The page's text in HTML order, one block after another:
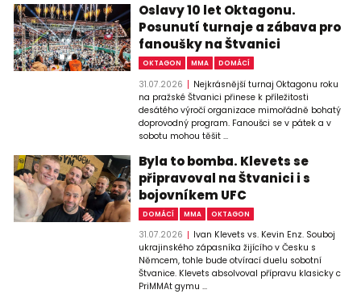
Oslavy 10 let Oktagonu.
Posunutí turnaje a zábava pro
fanoušky na Štvanici
OKTAGON MMA DOMÁCÍ
31.07.2026
Nejkrásnější turnaj Oktagonu roku
na pražské Štvanici přinese k příležitosti
desátého výročí organizace mimořádně bohatý
doprovodný program. Fanoušci se v pátek a v
sobotu mohou těšit ...
Byla to bomba. Klevets se
připravoval na Štvanici i s
bojovníkem UFC
DOMÁCÍ MMA OKTAGON
31.07.2026
Ivan Klevets vs. Kevin Enz. Souboj
ukrajinského zápasníka žijícího v Česku s
Němcem, tohle bude otvírací duelu sobotní
Štvanice. Klevets absolvoval přípravu klasicky c
PriMMAt gymu ...